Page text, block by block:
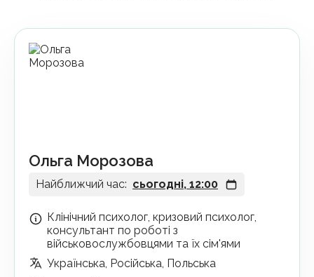
Ольга Морозова
Найближчий час: сьогодні, 12:00
Клінічний психолог, кризовий психолог,
консультант по роботі з
військовослужбовцями та їх сім'ями
Українська, Російська, Польська